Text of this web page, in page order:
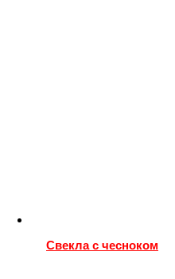
Свекла с чесноком